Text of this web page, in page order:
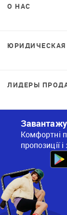
О НАС
ЛИДЕРЫ
Комфортні
пропозиції